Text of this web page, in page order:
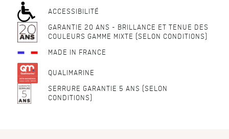
ACCESSIBILITÉ
GARANTIE 20 ANS - BRILLANCE ET TENUE DES
COULEURS GAMME MIXTE (SELON CONDITIONS)
MADE IN FRANCE
QUALIMARINE
SERRURE GARANTIE 5 ANS (SELON
CONDITIONS)